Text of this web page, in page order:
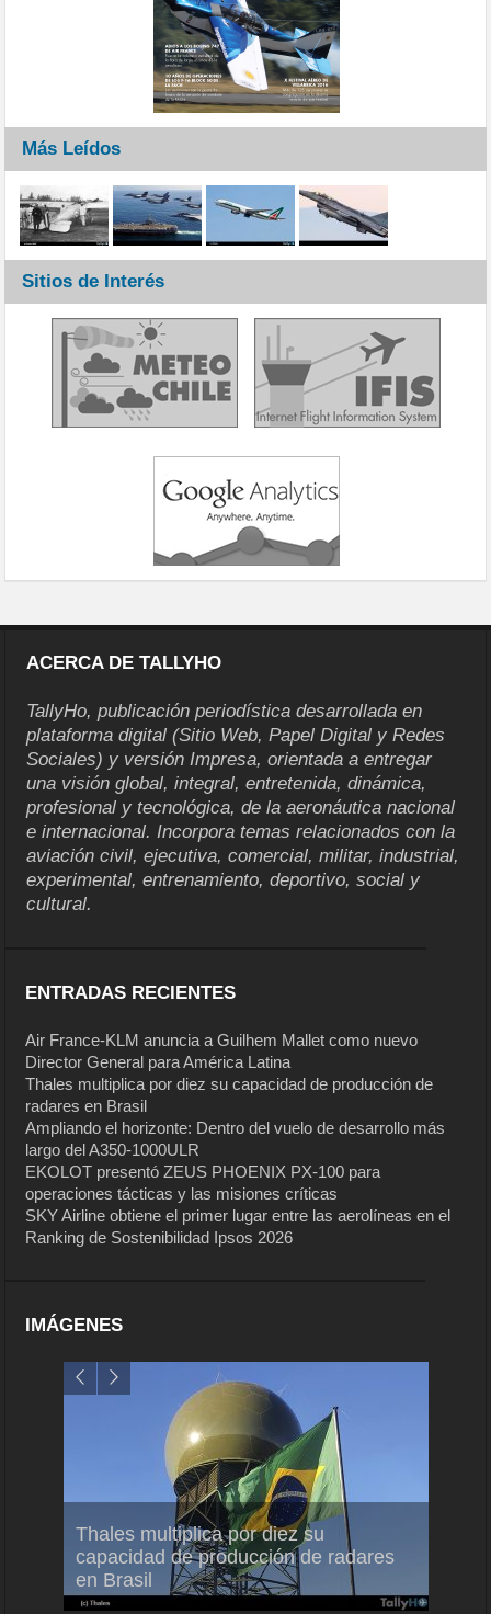
Más Leídos
Sitios de Interés
ACERCA DE TALLYHO
TallyHo, publicación periodística desarrollada en
plataforma digital (Sitio Web, Papel Digital y Redes
Sociales) y versión Impresa, orientada a entregar
una visión global, integral, entretenida, dinámica,
profesional y tecnológica, de la aeronáutica nacional
e internacional. Incorpora temas relacionados con la
aviación civil, ejecutiva, comercial, militar, industrial,
experimental, entrenamiento, deportivo, social y
cultural.
ENTRADAS RECIENTES
Air France-KLM anuncia a Guilhem Mallet como nuevo
Director General para América Latina
Thales multiplica por diez su capacidad de producción de
radares en Brasil
Ampliando el horizonte: Dentro del vuelo de desarrollo más
largo del A350-1000ULR
EKOLOT presentó ZEUS PHOENIX PX-100 para
operaciones tácticas y las misiones críticas
SKY Airline obtiene el primer lugar entre las aerolíneas en el
Ranking de Sostenibilidad Ipsos 2026
IMÁGENES
Thales multiplica por diez su
capacidad de producción de radares
en Brasil